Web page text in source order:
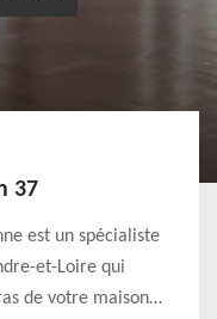
37
est un spécialiste
et-Loire qui
de votre maison